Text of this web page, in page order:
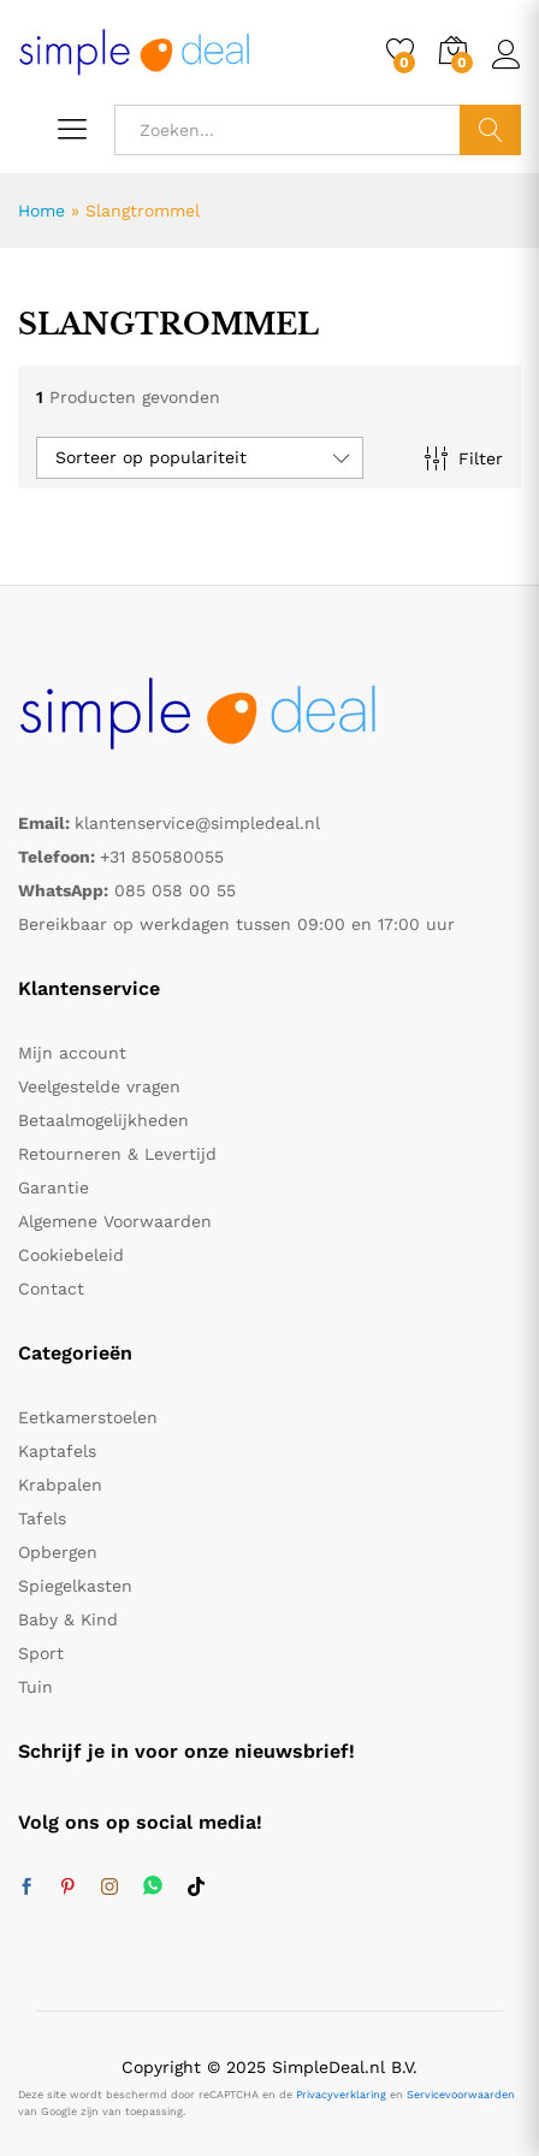
0 0
Home » Slangtrommel
SLANGTROMMEL
1 Producten gevonden
Filter
Sorteer op populariteit
Email: klantenservice@simpledeal.nl
Telefoon: +31 850580055
WhatsApp: 085 058 00 55
Bereikbaar op werkdagen tussen 09:00 en 17:00 uur
Klantenservice
Mijn account
Veelgestelde vragen
Betaalmogelijkheden
Retourneren & Levertijd
Garantie
Algemene Voorwaarden
Cookiebeleid
Contact
Categorieën
Eetkamerstoelen
Kaptafels
Krabpalen
Tafels
Opbergen
Spiegelkasten
Baby & Kind
Sport
Tuin
Schrijf je in voor onze nieuwsbrief!
Volg ons op social media!
Copyright © 2025 SimpleDeal.nl B.V.
Deze site wordt beschermd door reCAPTCHA en de Privacyverklaring en Servicevoorwaarden
van Google zijn van toepassing.